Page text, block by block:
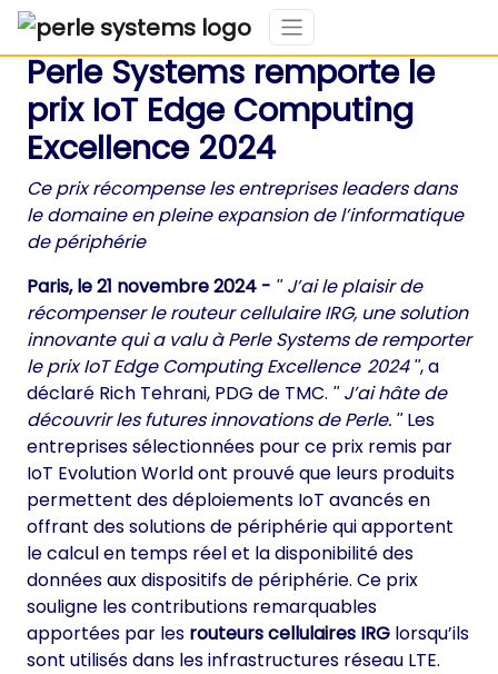
Perle Systems remporte le
prix IoT Edge Computing
Excellence 2024
Ce prix récompense les entreprises leaders dans
le domaine en pleine expansion de l’informatique
de périphérie
Paris, le 21 novembre 2024 -
J’ai le plaisir de
récompenser le routeur cellulaire IRG, une solution
innovante qui a valu à Perle Systems de remporter
le prix IoT Edge Computing Excellence 2024 , a
déclaré Rich Tehrani, PDG de TMC.
J’ai hâte de
découvrir les futures innovations de Perle. Les
entreprises sélectionnées pour ce prix remis par
IoT Evolution World ont prouvé que leurs produits
permettent des déploiements IoT avancés en
offrant des solutions de périphérie qui apportent
le calcul en temps réel et la disponibilité des
données aux dispositifs de périphérie. Ce prix
souligne les contributions remarquables
apportées par les routeurs cellulaires IRG lorsqu’ils
sont utilisés dans les infrastructures réseau LTE.